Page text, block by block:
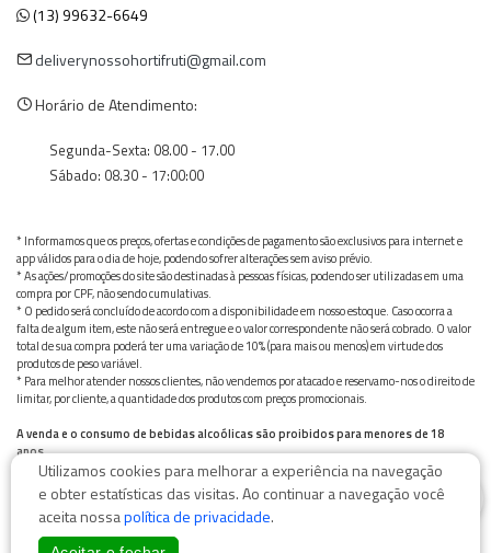
(13) 99632-6649
deliverynossohortifruti@gmail.com
Horário de Atendimento:
Segunda-Sexta: 08.00 - 17.00
Sábado: 08.30 - 17:00:00
* Informamos que os preços, ofertas e condições de pagamento são exclusivos para internet e
app válidos para o dia de hoje, podendo sofrer alterações sem aviso prévio.
* As ações/promoções do site são destinadas à pessoas físicas, podendo ser utilizadas em uma
compra por CPF, não sendo cumulativas.
* O pedido será concluído de acordo com a disponibilidade em nosso estoque. Caso ocorra a
falta de algum item, este não será entregue e o valor correspondente não será cobrado. O valor
total de sua compra poderá ter uma variação de 10% (para mais ou menos) em virtude dos
produtos de peso variável.
* Para melhor atender nossos clientes, não vendemos por atacado e reservamo-nos o direito de
limitar, por cliente, a quantidade dos produtos com preços promocionais.
A venda e o consumo de bebidas alcoólicas são proibidos para menores de 18
anos.
Bebida alcoólica pode causar dependência química e, em excesso, provoca graves males à saúde.
Beba com moderação
Utilizamos cookies para melhorar a experiência na navegação
e obter estatísticas das visitas. Ao continuar a navegação você
aceita nossapolítica de privacidade.